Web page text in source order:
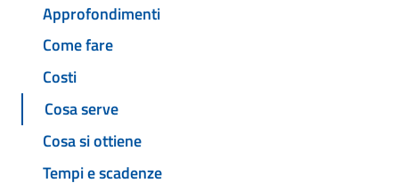
Approfondimenti
Come fare
Costi
Cosa serve
Cosa si ottiene
Tempi e scadenze